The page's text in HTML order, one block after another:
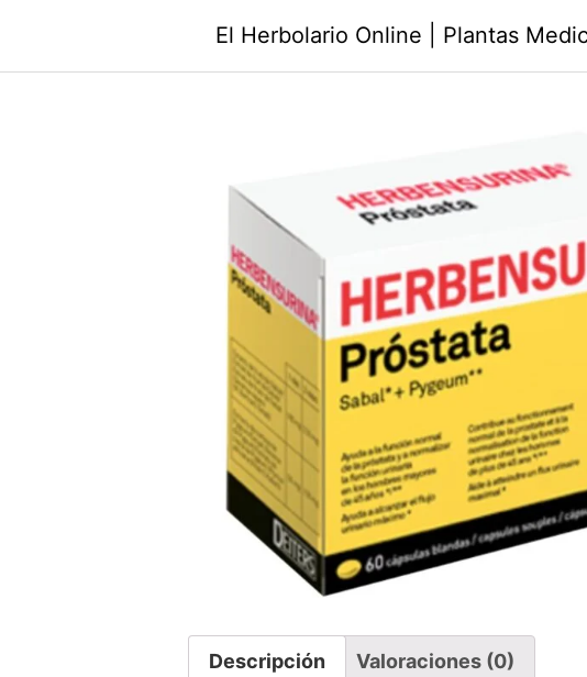
El Herbolario Online | Plantas
Descripción Valoraciones (0)